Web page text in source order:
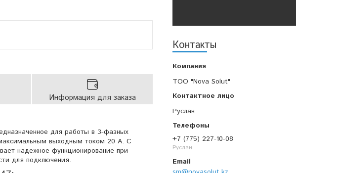
Контакты
TOO "Nova Solut"
Руслан
+7 (775) 227-10-08
Руслан
Информация для заказа
для работы в 3-фазных
выходным током 20 А. С
надежное функционирование при
для подключения.